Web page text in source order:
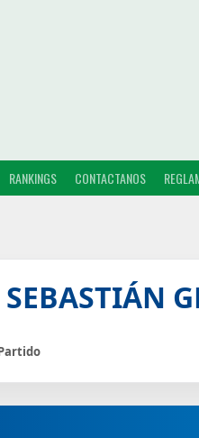
RANKINGS CONTACTANOS